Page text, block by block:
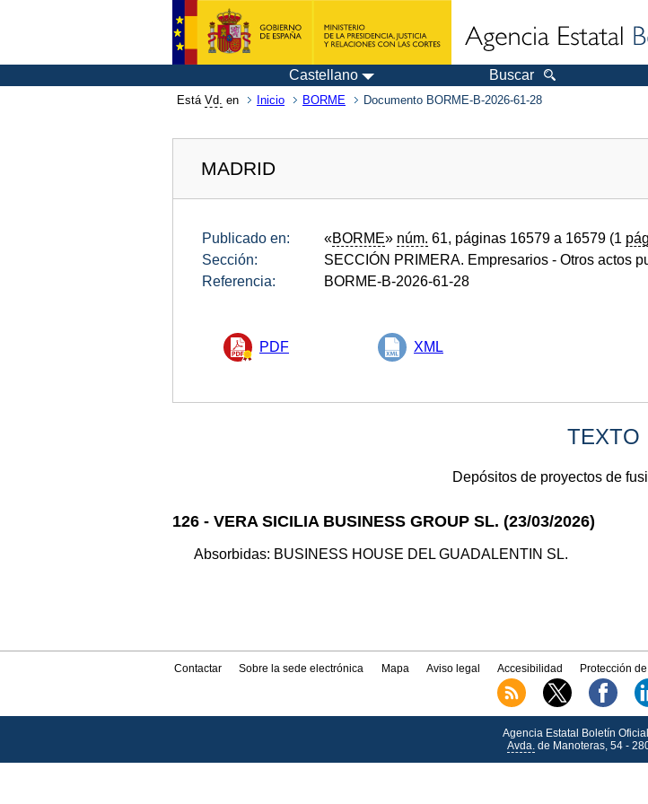
Castellano Buscar
Está Vd. en Inicio BORME Documento BORME-B-2026-61-28
MADRID
Publicado en: «BORME» núm. 61, páginas 16579 a 16579 (1
Sección:
SECCIÓN PRIMERA. Empresarios - Otros actos
Referencia:
BORME-B-2026-61-28
PDF XML
TEXTO
Depósitos de proyectos de
126 - VERA SICILIA BUSINESS GROUP SL. (23/03/2026)
Absorbidas: BUSINESS HOUSE DEL GUADALENTIN SL.
Contactar Sobre la sede electrónica Mapa Aviso legal Accesibilidad Protección
Agencia Estatal Boletín
Avda. de Manoteras, 54 -